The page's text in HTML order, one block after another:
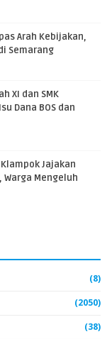
Arah Kebijakan,
Semarang
XI dan SMK
Dana BOS dan
Jajakan
Warga Mengeluh
(8)
(2050)
(38)